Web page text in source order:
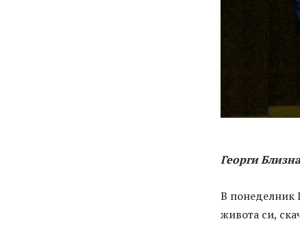
Георги
В понеделник
живота си,